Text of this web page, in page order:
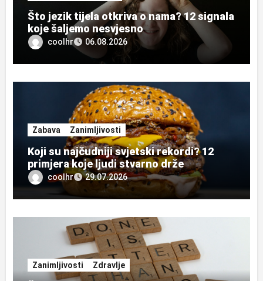
Što jezik tijela otkriva o nama? 12 signala
koje šaljemo nesvjesno
coolhr 06.08.2026
Zabava Zanimljivosti
Koji su najčudniji svjetski rekordi? 12
primjera koje ljudi stvarno drže
coolhr 29.07.2026
Zanimljivosti Zdravlje